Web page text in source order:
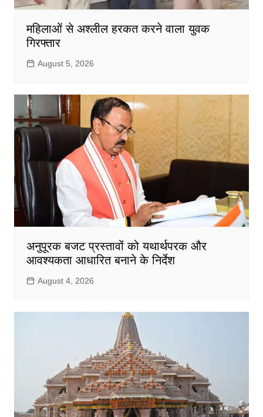
महिलाओं से अश्लील हरकत करने वाला युवक
गिरफ्तार
August 5, 2026
अनुपूरक बजट प्रस्तावों को यथार्थपरक और
आवश्यकता आधारित बनाने के निर्देश
August 4, 2026